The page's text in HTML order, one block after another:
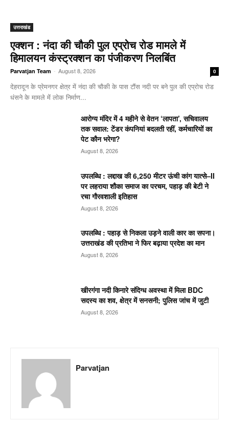
उत्तराखंड
एक्शन : नंदा की चौकी पुल एप्रोच रोड मामले में
हिमालयन कंस्ट्रक्शन का पंजीकरण निलबिंत
Parvatjan Team - August 8, 2026 0
देहरादून के प्रेमनगर क्षेत्र में नंदा की चौकी के पास टौंस नदी पर बने पुल की एप्रोच रोड
धंसने के मामले में लोक निर्माण...
आरोग्य मंदिर में 4 महीने से वेतन ‘लापता’, सचिवालय
तक सवाल: टेंडर कंपनियां बदलती रहीं, कर्मचारियों का
पेट कौन भरेगा?
August 8, 2026
उपलब्धि : लद्दाख की 6,250 मीटर ऊंची कांग यात्से–II
पर लहराया शौका समाज का परचम, पहाड़ की बेटी ने
रचा गौरवशाली इतिहास
August 8, 2026
उपलब्धि : पहाड़ से निकला उड़ने वाली कार का सपना।
उत्तराखंड की प्रतिभा ने फिर बढ़ाया प्रदेश का मान
August 8, 2026
खीरगंगा नदी किनारे संदिग्ध अवस्था में मिला BDC
सदस्य का शव, क्षेत्र में सनसनी; पुलिस जांच में जुटी
August 8, 2026
Parvatjan